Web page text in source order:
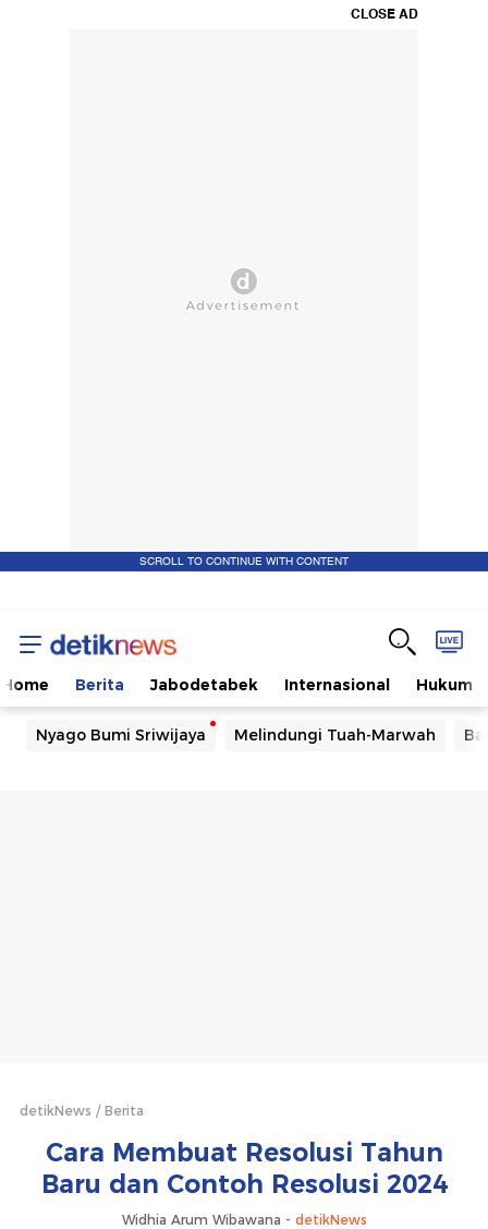
CLOSE AD
SCROLL TO CONTINUE WITH CONTENT
Home Berita Jabodetabek Internasional Hukum
Nyago Bumi Sriwijaya Melindungi Tuah-Marwah
detikNews Berita
Cara Membuat Resolusi Tahun
Baru dan Contoh Resolusi 2024
Widhia Arum Wibawana - detikNews